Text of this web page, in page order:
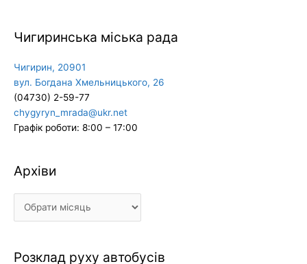
Чигиринська міська рада
Чигирин, 20901
вул. Богдана Хмельницького, 26
(04730) 2-59-77
chygyryn_mrada@ukr.net
Графік роботи: 8:00 – 17:00
Архіви
Архіви
Розклад руху автобусів